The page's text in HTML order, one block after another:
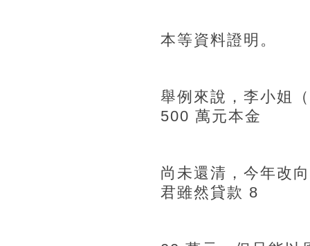
本等資料證明。
舉例來說，李小姐
500 萬元本金
尚未還清，今年改
君雖然貸款 8